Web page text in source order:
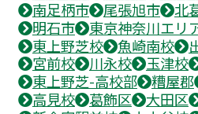
南足柄市
尾張旭市 北
明石市
東京神奈川エリ
東上野芝校
魚崎南校
宮前校
川永校 玉津校
東上野芝-高校部
糟屋郡
高見校
葛飾区 大田区